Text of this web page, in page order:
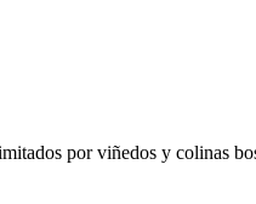
por viñedos y colinas